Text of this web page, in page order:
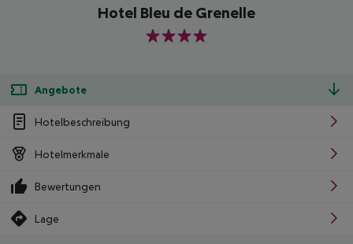
Hotel Bleu de Grenelle
4
Angebote
Hotelbeschreibung
Hotelmerkmale
Bewertungen
Lage